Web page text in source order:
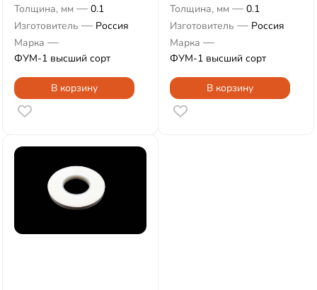
Толщина, мм — 0.1
Изготовитель — Россия
Марка —
ФУМ-1 высший сорт
В корзину
Толщина, мм — 0.1
Изготовитель — Россия
Марка —
ФУМ-1 высший сорт
В корзину